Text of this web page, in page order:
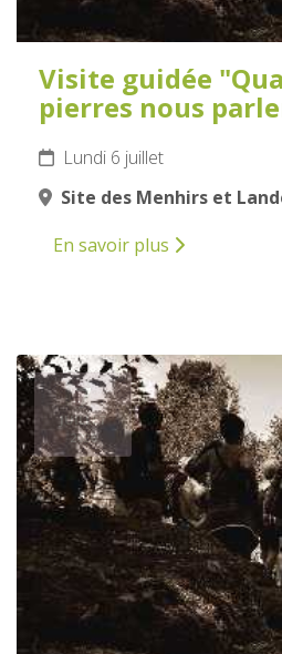
Visite guidée
pierres nous
Lundi 6 juillet
Site des Menhirs et
En savoir plus
7
JUILLET
2026